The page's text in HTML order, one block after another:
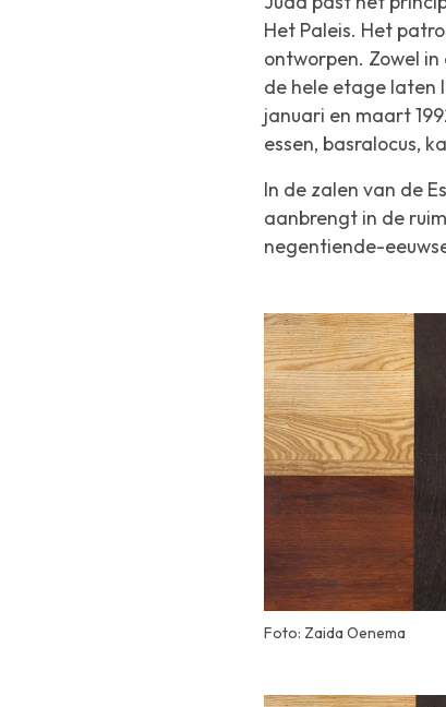
Het Paleis. Het
ontworpen. Zowel
de hele etage laten
januari en maart
essen, basralocus,
In de zalen van de
aanbrengt in de
negentiende-
Foto: Zaida Oenema